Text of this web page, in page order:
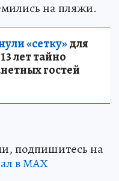
на пляжи.
«сетку»для
лет тайно
гостей
подпишитесь на
в МАХ